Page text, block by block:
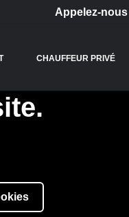
Appelez-
CHAUFFEUR PRIVÉ